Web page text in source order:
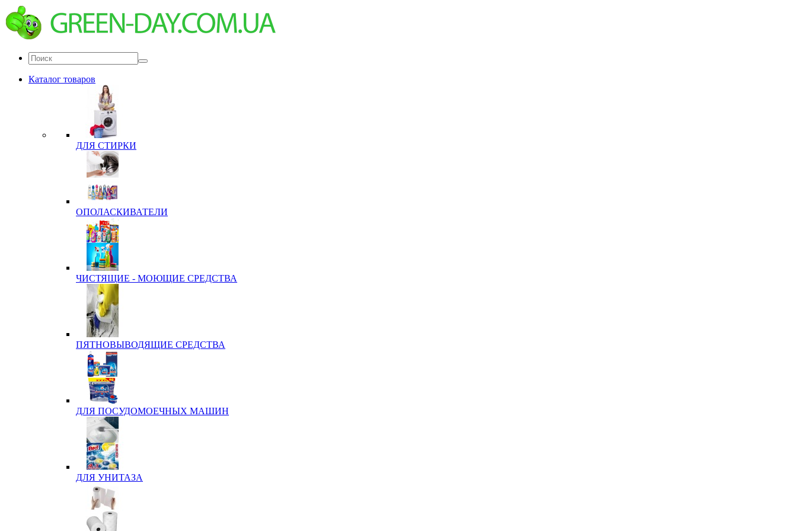
Каталог товаров
ДЛЯ СТИРКИ
ОПОЛАСКИВАТЕЛИ
ЧИСТЯЩИЕ - МОЮЩИЕ СРЕДСТВА
ПЯТНОВЫВОДЯЩИЕ СРЕДСТВА
ДЛЯ ПОСУДОМОЕЧНЫХ МАШИН
ДЛЯ УНИТАЗА